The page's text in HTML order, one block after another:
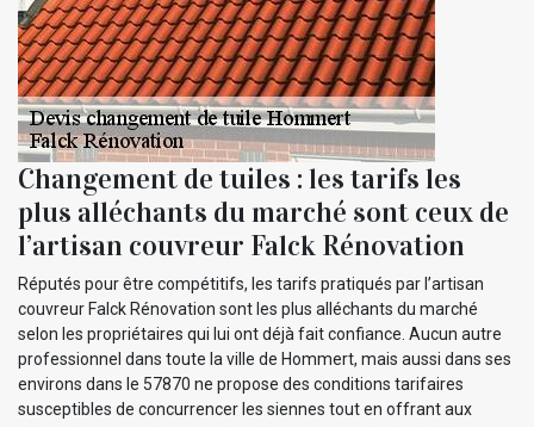
Changement de tuiles : les tarifs les
plus alléchants du marché sont ceux de
l’artisan couvreur Falck Rénovation
Réputés pour être compétitifs, les tarifs pratiqués par l’artisan
couvreur Falck Rénovation sont les plus alléchants du marché
selon les propriétaires qui lui ont déjà fait confiance. Aucun autre
professionnel dans toute la ville de Hommert, mais aussi dans ses
environs dans le 57870 ne propose des conditions tarifaires
susceptibles de concurrencer les siennes tout en offrant aux